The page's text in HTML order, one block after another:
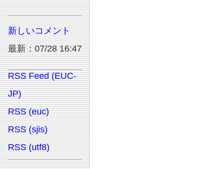
新しいコメント
最新：07/28 16:47
RSS Feed (EUC-
JP)
RSS (euc)
RSS (sjis)
RSS (utf8)